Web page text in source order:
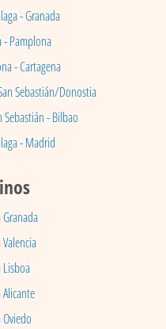
- Granada
- Pamplona
- Cartagena
Sebastián/Donostia
Sebastián - Bilbao
- Madrid
Lisboa